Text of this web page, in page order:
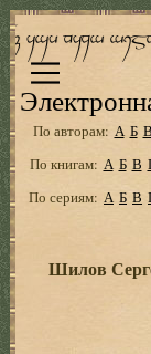
По авторам: А Б В
По книгам: А Б В
По сериям: А Б В
Шилов